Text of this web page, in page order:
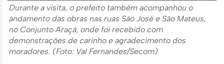
Durante a visita, o prefeito também acompanhou o
andamento das obras nas ruas São José e São Mateus,
no Conjunto Araçá, onde foi recebido com
demonstrações de carinho e agradecimento dos
moradores. (Foto: Val Fernandes/Secom)